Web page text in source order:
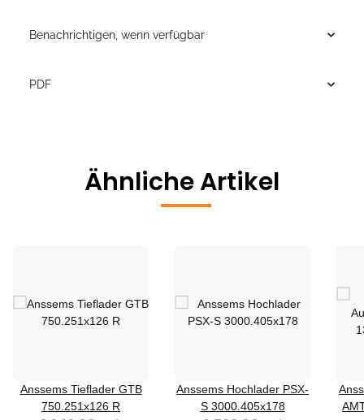
Benachrichtigen, wenn verfügbar
PDF
Ähnliche Artikel
Anssems Tieflader GTB
750.251x126 R
Anssems Hochlader PSX-
S 3000.405x178